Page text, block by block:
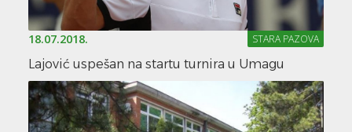
18.07.2018. STARA PAZOVA
Lajović uspešan na startu turnira u Umagu